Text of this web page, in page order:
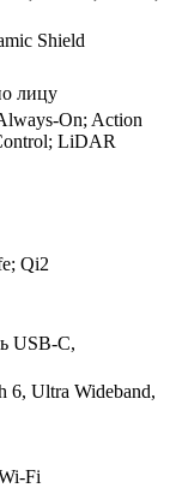
Shield
лицу
On; Action
LiDAR
Qi2
USB-C,
6, Ultra Wideband,